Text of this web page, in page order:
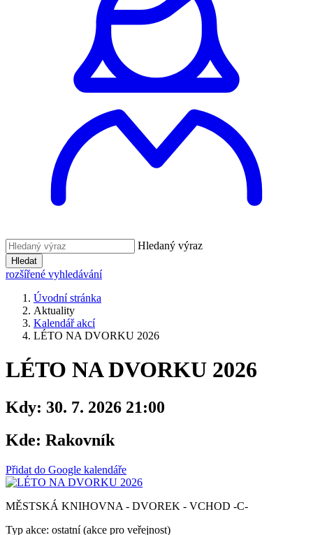
Hledaný výraz
Hledat
rozšířené vyhledávání
Úvodní stránka
Aktuality
Kalendář akcí
LÉTO NA DVORKU 2026
LÉTO NA DVORKU 2026
Kdy: 30. 7. 2026 21:00
Kde: Rakovník
Přidat do Google kalendáře
MĚSTSKÁ KNIHOVNA - DVOREK - VCHOD -C-
Typ akce: ostatní (akce pro veřejnost)